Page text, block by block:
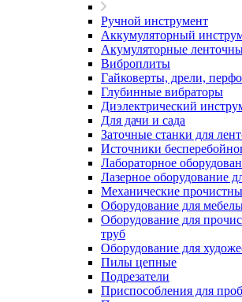
Ручной инструмент
Аккумуляторный
Акумуляторные
Виброплиты
Гайковерты, дрели,
Глубинные вибраторы
Диэлектрический
Для дачи и сада
Заточные станки для
Источники
Лабораторное
Лазерное оборудование
Механические
Оборудование для
Оборудование для
труб
Оборудование для
Пилы цепные
Подрезатели
Приспособления для